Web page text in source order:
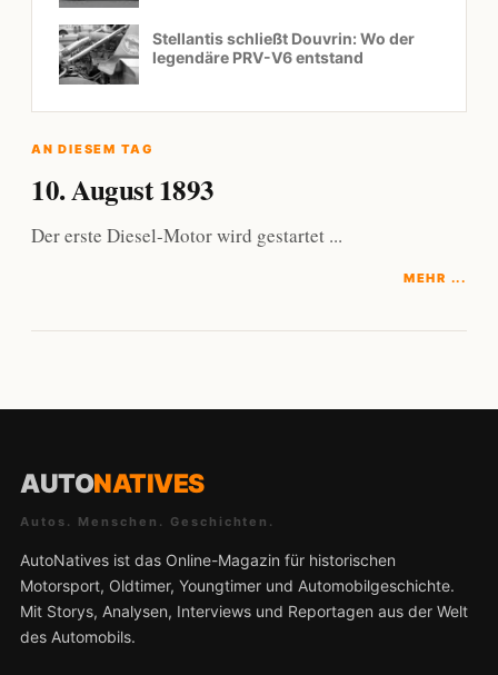
Stellantis schließt Douvrin: Wo der
legendäre PRV-V6 entstand
AN DIESEM TAG
10. August 1893
Der erste Diesel-Motor wird gestartet ...
MEHR ...
AUTONATIVES
Autos. Menschen. Geschichten.
AutoNatives ist das Online-Magazin für historischen
Motorsport, Oldtimer, Youngtimer und Automobilgeschichte.
Mit Storys, Analysen, Interviews und Reportagen aus der Welt
des Automobils.